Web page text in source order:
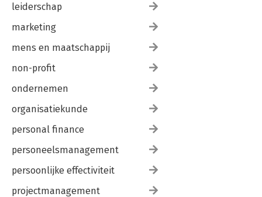
leiderschap
marketing
mens en maatschappij
non-profit
ondernemen
organisatiekunde
personal finance
personeelsmanagement
persoonlijke effectiviteit
projectmanagement